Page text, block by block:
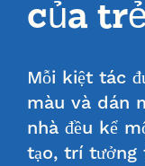
của
Mỗi kiệt tác
màu và dán
nhà đều kể
tạo, trí tưởng